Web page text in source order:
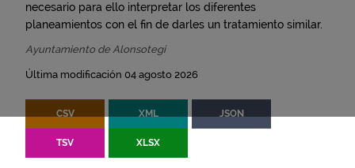
necesario para ello interpretar los diferentes
planeamientos con el fin de darles un tratamiento similar.
Ayuntamiento de Alonsotegi
Última modificación 04 agosto 2026
CSV XML JSON
TSV XLSX